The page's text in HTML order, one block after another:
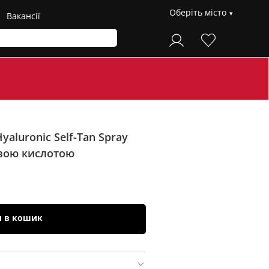
Вакансії Оберіть місто
Self-Tan Spray
кислотою
в кошик